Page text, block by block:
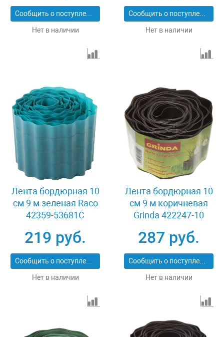
Сообщить о поступлении
Нет в наличии
Сообщить о поступлении
Нет в наличии
Лента бордюрная 10
см 9 м зеленая Raco
42359-53681C
219 руб.
Сообщить о поступлении
Нет в наличии
Лента бордюрная 10
см 9 м коричневая
Grinda 422247-10
287 руб.
Сообщить о поступлении
Нет в наличии